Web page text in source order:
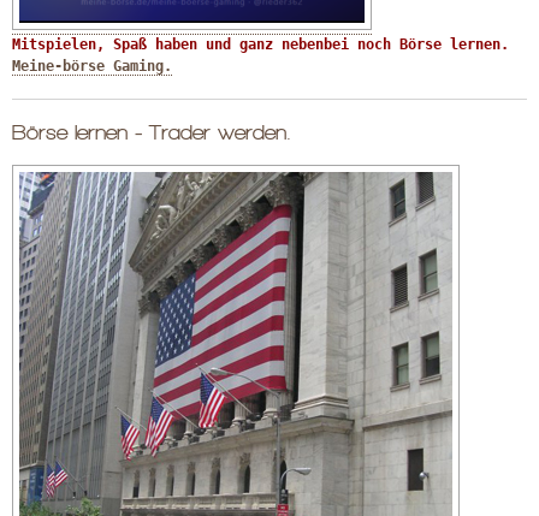
Meine-börse Gaming.
Börse lernen - Trader werden.